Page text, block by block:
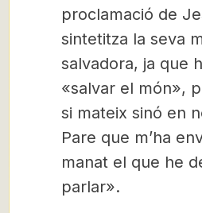
proclamació de
sintetitza la seva
salvadora, ja que
«salvar el món»,
si mateix sinó en
Pare que m’ha
manat el que he
parlar».